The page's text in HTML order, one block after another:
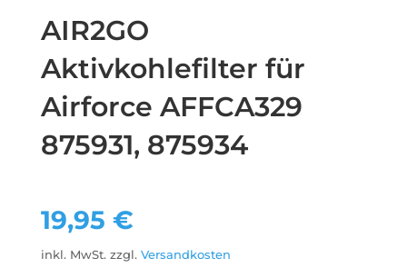
AIR2GO
Aktivkohlefilter für
Airforce AFFCA329
875931, 875934
19,95 €
inkl. MwSt. zzgl. Versandkosten